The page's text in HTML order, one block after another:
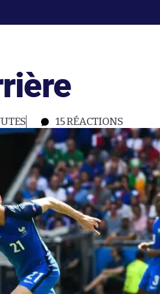
15RÉACTIONS